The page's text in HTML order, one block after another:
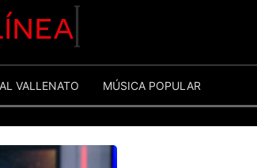
VALLENATO MÚSICA POPULAR